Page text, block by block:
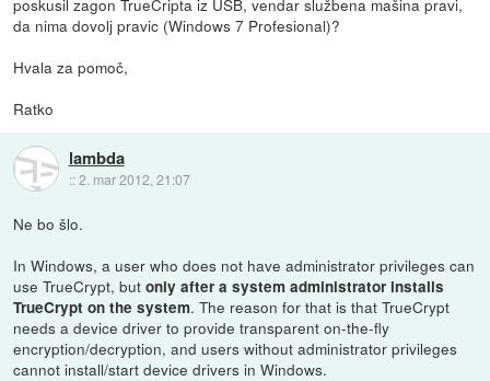
da nima dovolj pravic (Windows 7 Profesional)?
Hvala za pomoč,
Ratko
lambda
::2. mar 2012, 21:07
Ne bo šlo.
In Windows, a user who does not have administrator privileges can
use TrueCrypt, butonly after a system administrator installs
TrueCrypt on the system. The reason for that is that TrueCrypt
needs a device driver to provide transparent on-the-fly
encryption/decryption, and users without administrator privileges
cannot install/start device drivers in Windows.